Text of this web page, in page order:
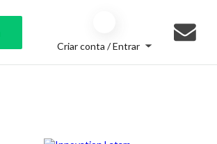
Criar conta / Entrar